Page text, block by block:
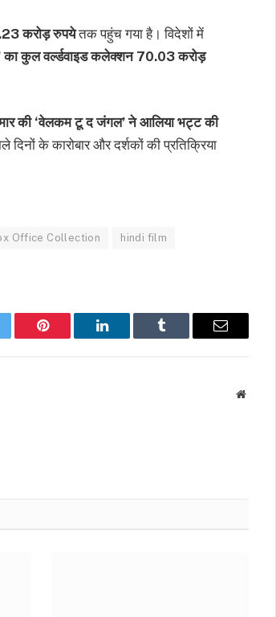
करोड़ रुपयेतक पहुंच गया है। विदेशों में
का कुल वर्ल्डवाइड कलेक्शन 70.03 करोड़
की ‘वेलकम टू द जंगल’ ने आलिया भट्ट की
के कारोबार और दर्शकों की प्रतिक्रिया
Office Collection hindi film
Pinterest LinkedIn Tumblr Email
Website